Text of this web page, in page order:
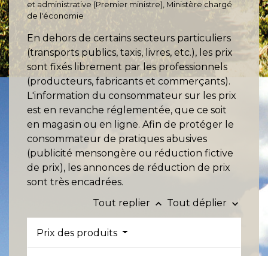
et administrative (Premier ministre), Ministère chargé
de l'économie
En dehors de certains secteurs particuliers
(transports publics, taxis, livres, etc.), les prix
sont fixés librement par les professionnels
(producteurs, fabricants et commerçants).
L'information du consommateur sur les prix
est en revanche réglementée, que ce soit
en magasin ou en ligne. Afin de protéger le
consommateur de pratiques abusives
(publicité mensongère ou réduction fictive
de prix), les annonces de réduction de prix
sont très encadrées.
Tout replier keyboard_arrow_up Tout déplier keyboard_arrow_down
Prix des produits